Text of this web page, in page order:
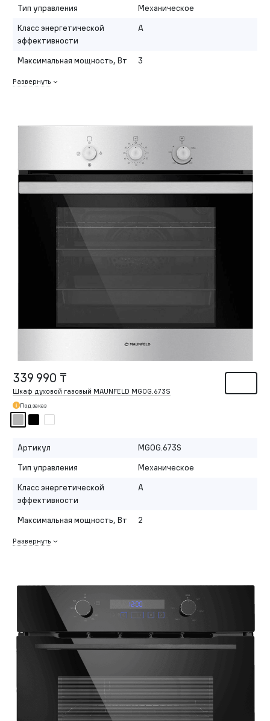
Тип управления
Механическое
Класс энергетической
эффективности
A
Максимальная мощность, Вт 3
Развернуть
339 990 ₸
Шкаф духовой газовый MAUNFELD MGOG.673S
Под заказ
Артикул
MGOG.673S
Тип управления
Механическое
Класс энергетической
эффективности
A
Максимальная мощность, Вт 2
Развернуть